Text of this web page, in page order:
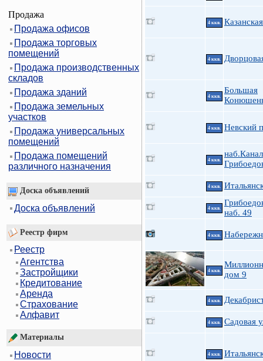
Продажа
Продажа офисов
Продажа торговых
помещений
Продажа производственных
складов
Продажа зданий
Продажа земельных
участков
Продажа универсальных
помещений
Продажа помещений
различного назначения
Доска объявлений
Доска объявлений
Реестр фирм
Реестр
Агентства
Застройщики
Кредитование
Аренда
Страхование
Алфавит
Материалы
Новости
4 ккв.
4 ккв.
4 ккв.
Большая
4 ккв. Невский
4 ккв.
4 ккв.
4 ккв.
наб. 49
4 ккв.
4 ккв.
дом 9
4 ккв.
4 ккв. Садовая
4 ккв.